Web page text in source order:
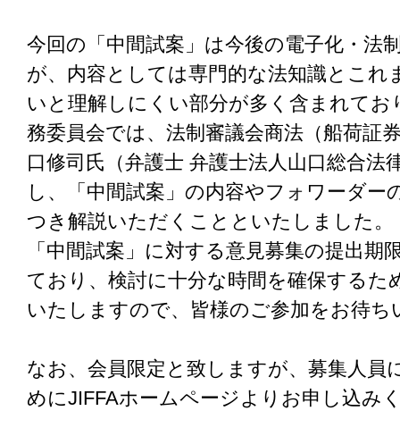
今回の「中間試案」は今後の電子化・法
が、内容としては専門的な法知識とこれ
いと理解しにくい部分が多く含まれてお
務委員会では、法制審議会商法（船荷証
口修司氏（弁護士 弁護士法人山口総合法
し、「中間試案」の内容やフォワーダー
つき解説いただくことといたしました。
「中間試案」に対する意見募集の提出期
ており、検討に十分な時間を確保するた
いたしますので、皆様のご参加をお待
なお、会員限定と致しますが、募集人員
めにJIFFAホームページよりお申し込み